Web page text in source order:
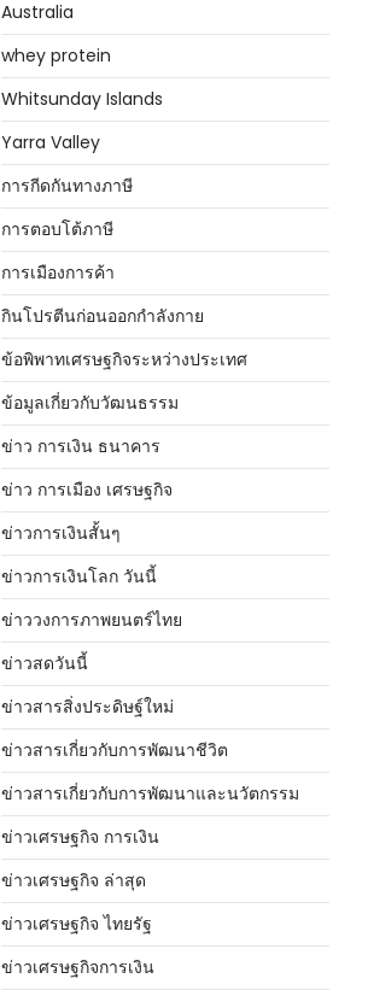
Australia
whey protein
Whitsunday Islands
Yarra Valley
การกีดกันทางภาษี
การตอบโต้ภาษี
การเมืองการค้า
กินโปรตีนก่อนออกกำลังกาย
ข้อพิพาทเศรษฐกิจระหว่างประเทศ
ข้อมูลเกี่ยวกับวัฒนธรรม
ข่าว การเงิน ธนาคาร
ข่าว การเมือง เศรษฐกิจ
ข่าวการเงินสั้นๆ
ข่าวการเงินโลก วันนี้
ข่าววงการภาพยนตร์ไทย
ข่าวสดวันนี้
ข่าวสารสิ่งประดิษฐ์ใหม่
ข่าวสารเกี่ยวกับการพัฒนาชีวิต
ข่าวสารเกี่ยวกับการพัฒนาและนวัตกรรม
ข่าวเศรษฐกิจ การเงิน
ข่าวเศรษฐกิจ ล่าสุด
ข่าวเศรษฐกิจ ไทยรัฐ
ข่าวเศรษฐกิจการเงิน